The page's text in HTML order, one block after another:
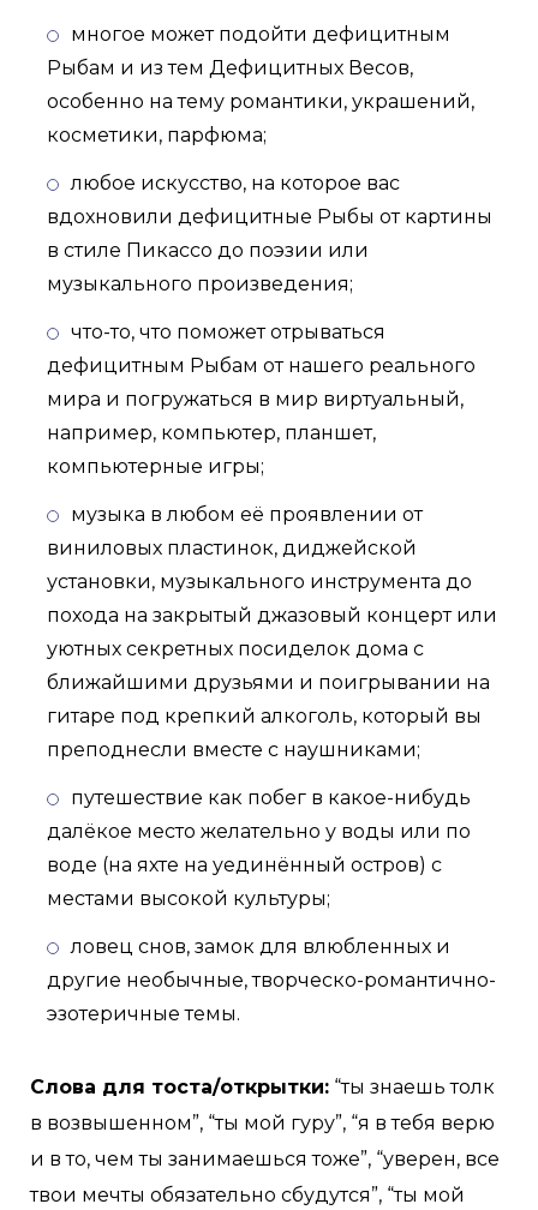
многое может подойти дефицитным
Рыбам и из тем Дефицитных Весов,
особенно на тему романтики, украшений,
косметики, парфюма;
любое искусство, на которое вас
вдохновили дефицитные Рыбы от картины
в стиле Пикассо до поэзии или
музыкального произведения;
что-то, что поможет отрываться
дефицитным Рыбам от нашего реального
мира и погружаться в мир виртуальный,
например, компьютер, планшет,
компьютерные игры;
музыка в любом её проявлении от
виниловых пластинок, диджейской
установки, музыкального инструмента до
похода на закрытый джазовый концерт или
уютных секретных посиделок дома с
ближайшими друзьями и поигрывании на
гитаре под крепкий алкоголь, который вы
преподнесли вместе с наушниками;
путешествие как побег в какое-нибудь
далёкое место желательно у воды или по
воде (на яхте на уединённый остров) с
местами высокой культуры;
ловец снов, замок для влюбленных и
другие необычные, творческо-романтично-
эзотеричные темы.
Слова для тоста/открытки: “ты знаешь толк
в возвышенном”, “ты мой гуру”, “я в тебя верю
и в то, чем ты занимаешься тоже”, “уверен, все
твои мечты обязательно сбудутся”, “ты мой